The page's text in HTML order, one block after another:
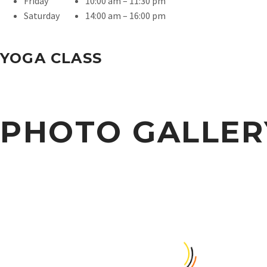
Saturday
14:00 am – 16:00 pm
YOGA CLASS
PHOTO